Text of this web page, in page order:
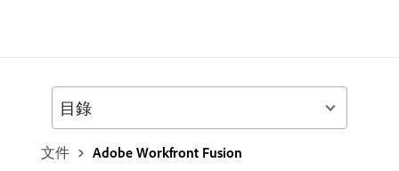
文件 Adobe Workfront Fusion
目錄